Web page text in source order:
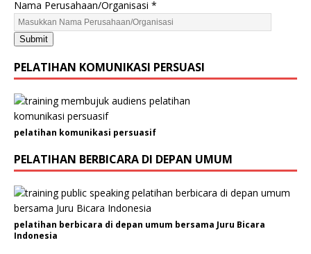
m
a
t
N
a
m
a
H
P
Nama Perusahaan/Organisasi *
Submit
PELATIHAN KOMUNIKASI PERSUASI
pelatihan komunikasi persuasif
PELATIHAN BERBICARA DI DEPAN UMUM
pelatihan berbicara di depan umum bersama Juru Bicara
Indonesia